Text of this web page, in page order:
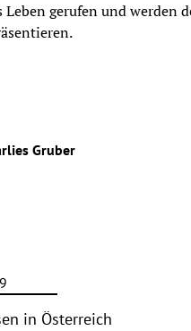
Leben gerufen und werden
Gruber
in Österreich